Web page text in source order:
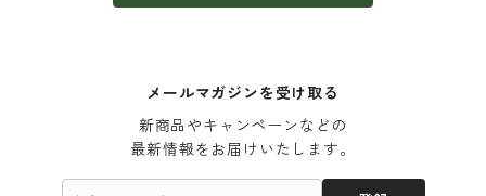
メールマガジンを受け取る
新商品やキャンペーンなどの
最新情報をお届けいたします。